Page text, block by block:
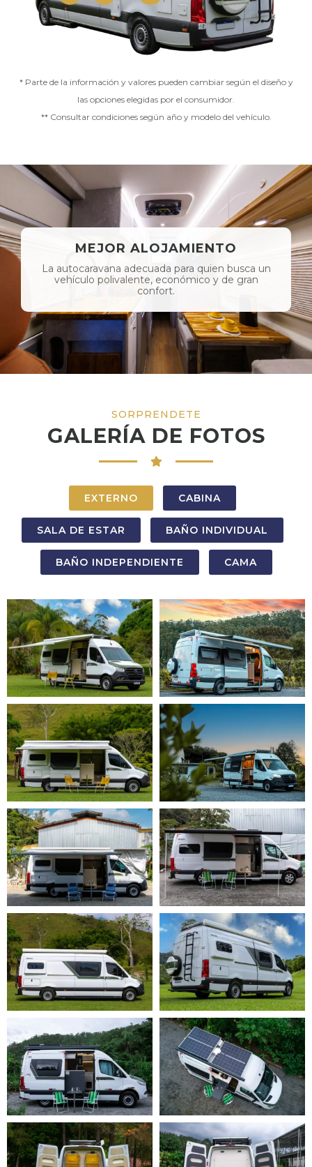
* Parte de la información y valores pueden cambiar según el diseño y
las opciones elegidas por el consumidor.
** Consultar condiciones según año y modelo del vehículo.
MEJOR ALOJAMIENTO
La autocaravana adecuada para quien busca un
vehículo polivalente, económico y de gran
confort.
SORPRENDETE
GALERÍA DE FOTOS
EXTERNO CABINA
SALA DE ESTAR BAÑO INDIVIDUAL
BAÑO INDEPENDIENTE CAMA